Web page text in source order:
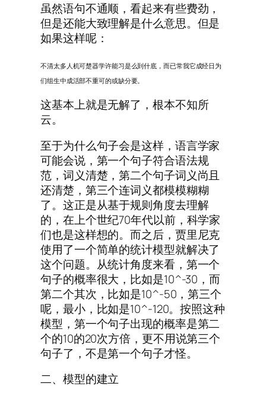
虽然语句不通顺，看起来有些费劲，
但是还能大致理解是什么意思。但是
如果这样呢：
不清太多人机可楚器学许能习是么到什底，而已常我它成经日为
们组生中成活部不重可的或缺分要。
这基本上就是无解了，根本不知所
云。
至于为什么句子会是这样，语言学家
可能会说，第一个句子符合语法规
范，词义清楚，第二个句子词义尚且
还清楚，第三个连词义都模模糊糊
了。这正是从基于规则角度去理解
的，在上个世纪70年代以前，科学家
们也是这样想的。而之后，贾里尼克
使用了一个简单的统计模型就解决了
这个问题。从统计角度来看，第一个
句子的概率很大，比如是10^-30，而
第二个其次，比如是10^-50，第三个
呢，最小，比如是10^-120。按照这种
模型，第一个句子出现的概率是第二
个的10的20次方倍，更不用说第三个
句子了，不是第一个句子才怪。
二、模型的建立